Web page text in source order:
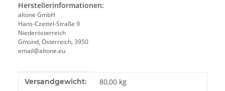
Herstellerinformationen:
altone GmbH
Hans-Czettel-Straße 9
Niederösterreich
Gmünd, Österreich, 3950
email@altone.eu
Produkteigenschaft
Wert
Versandgewicht: 80,00 kg